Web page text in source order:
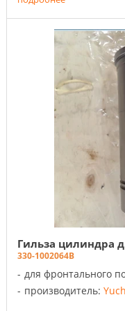
Гильза цилиндра
330-1002064B
для фронтального
производитель: